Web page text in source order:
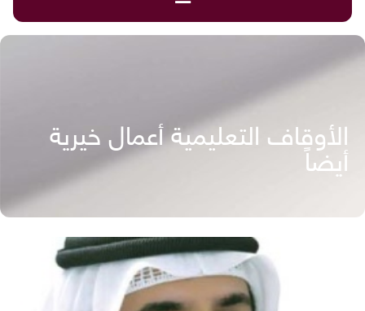
الأوقاف التعليمية أعمال خيرية
أيضاً